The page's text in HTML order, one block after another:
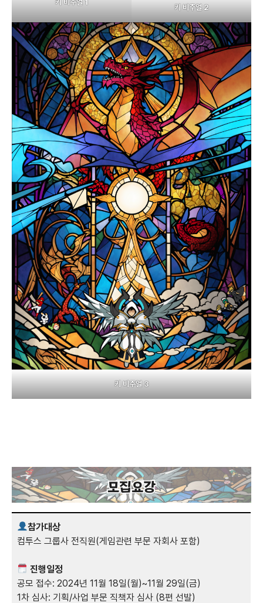
키 비주얼 1
키 비주얼 2
키 비주얼 3
참가대상
컴투스 그룹사 전직원(게임관련 부문 자회사 포함)
진행일정
공모 접수: 2024년 11월 18일(월)~11월 29일(금)
1차 심사: 기획/사업 부문 직책자 심사 (8편 선발)